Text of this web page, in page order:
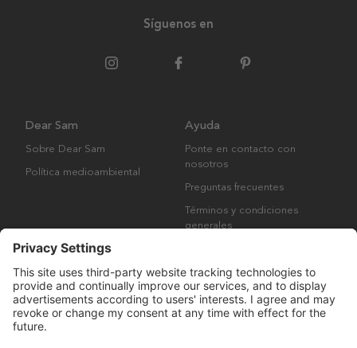
Síguenos en
Dear Sam
Sobre Dear Sam
Política medioambiental
Ayuda
Ponte en contacto con
nosotros
Preguntas frecuentes
Términos y condiciones
generales
Derechos de autor © Many Brands AB 2023. Todos los derechos